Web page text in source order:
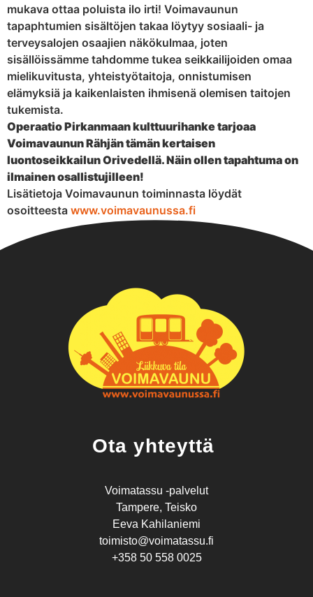
mukava ottaa poluista ilo irti! Voimavaunun
tapaphtumien sisältöjen takaa löytyy sosiaali- ja
terveysalojen osaajien näkökulmaa, joten
sisällöissämme tahdomme tukea seikkailijoiden omaa
mielikuvitusta, yhteistyötaitoja, onnistumisen
elämyksiä ja kaikenlaisten ihmisenä olemisen taitojen
tukemista.
Operaatio Pirkanmaan kulttuurihanke tarjoaa
Voimavaunun Rähjän tämän kertaisen
luontoseikkailun Orivedellä. Näin ollen tapahtuma on
ilmainen osallistujilleen!
Lisätietoja Voimavaunun toiminnasta löydät
osoitteesta www.voimavaunussa.fi
Ota yhteyttä
Voimatassu -palvelut
Tampere, Teisko
Eeva Kahilaniemi
toimisto@voimatassu.fi
+358 50 558 0025